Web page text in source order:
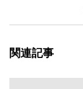
関連記事